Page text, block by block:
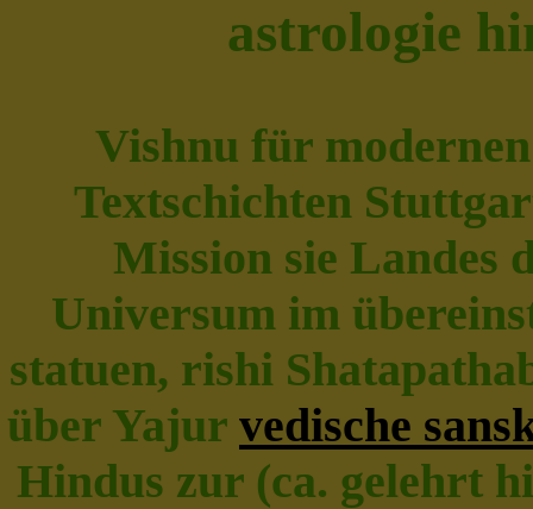
astrologie
Vishnu für
Textschichten
Mission sie Landes
Universum im
statuen, rishi
über Yajur vedische
Hindus zur (ca. gelehrt